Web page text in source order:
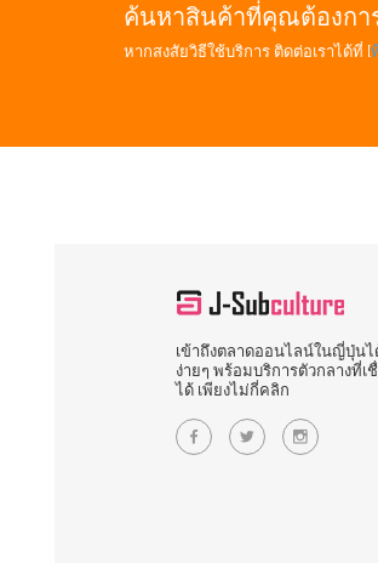
ค้นหาสินค้าที่คุณต้องกา
หากสงสัยวิธีใช้บริการ ติดต่อเราได้ที่ [
เข้าถึงตลาดออนไลน์ในญี่ปุ่นไ
ง่ายๆ พร้อมบริการตัวกลางที่เ
ได้ เพียงไม่กี่คลิก